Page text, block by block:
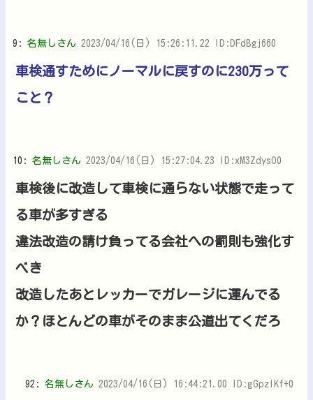
9: 名無しさん 2023/04/16(日) 15:26:11.22 ID:DFdBgj660
車検通すためにノーマルに戻すのに230万って
こと？
10: 名無しさん 2023/04/16(日) 15:27:04.23 ID:xM3ZdysO0
車検後に改造して車検に通らない状態で走って
る車が多すぎる
違法改造の請け負ってる会社への罰則も強化す
べき
改造したあとレッカーでガレージに運んでる
か？ほとんどの車がそのまま公道出てくだろ
92: 名無しさん 2023/04/16(日) 16:44:21.00 ID:gGpzlKf+0